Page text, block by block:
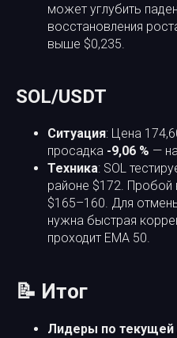
может углубить
восстановления
выше $0,235.
SOL/USDT
Ситуация: Цена
просадка -9,06 % —
Техника: SOL
районе $172. Пробой
$165–160. Для
нужна быстрая
проходит EMA 50.
📝 Итог
Лидеры по текущей